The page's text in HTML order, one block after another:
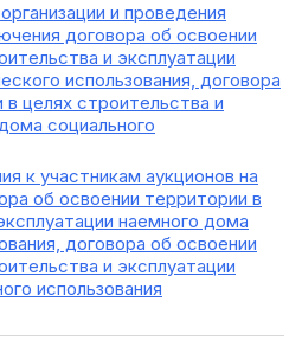
и проведения
договора об освоении
и эксплуатации
использования, договора
целях строительства и
социального
к участникам аукционов на
об освоении территории в
наемного дома
договора об освоении
и эксплуатации
использования